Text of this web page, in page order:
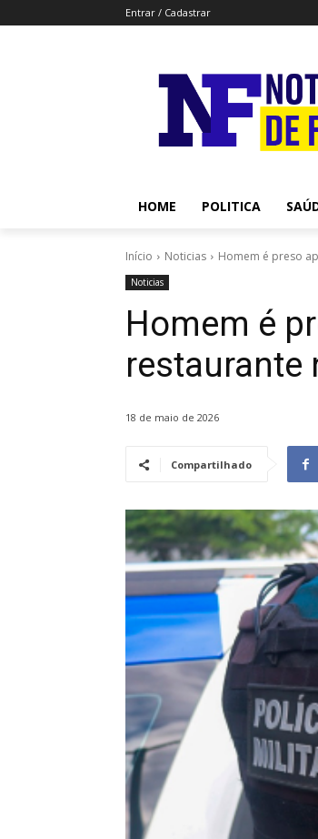
Entrar / Cadastrar
HOME POLITICA
Início Noticias Homem é preso
Noticias
Homem é
restaurante
18 de maio de 2026
Compartilhado